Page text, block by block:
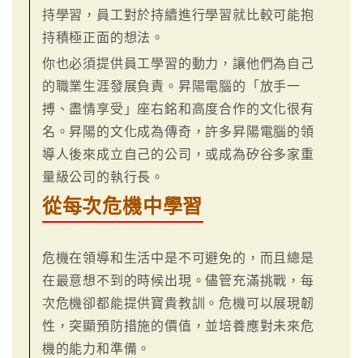
持學習，員工對於持續進行學習就比較可能抱
持積極正面的想法。
你也必須提供員工學習的動力，讓他們為自己
的職業生涯發展負責。昇陽電腦的「放手一
搏、盡情享受」座右銘和高度合作的文化很有
名。昇陽的文化成為傳奇，許多昇陽電腦的領
導人後來成立自己的公司，或成為矽谷多家重
量級公司的執行長。
從每次危機中學習
危機在領導和生活中是不可避免的，而且總是
在最意想不到的時候出現。儘管充滿挑戰，每
次危機卻都能提供寶貴教訓。危機可以展現韌
性，突顯預防措施的價值，並培養應對未來危
機的能力和準備。